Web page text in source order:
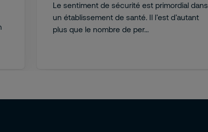
Le sentiment de sécurité est primordial dans
un établissement de santé. Il l’est d’autant
plus que le nombre de per...